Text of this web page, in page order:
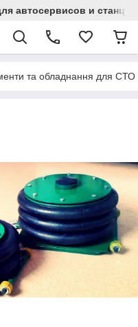
автосервисов и
та обладнання для СТО